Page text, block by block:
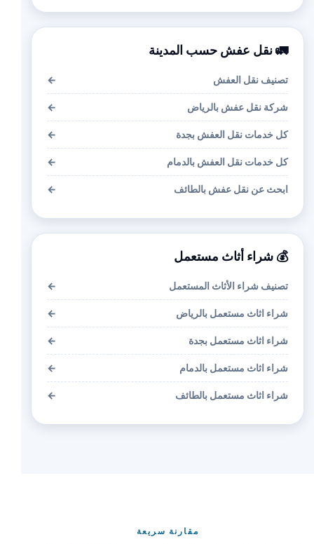
🚛 نقل عفش حسب المدينة
تصنيف نقل العفش ←
شركة نقل عفش بالرياض ←
كل خدمات نقل العفش بجدة ←
كل خدمات نقل العفش بالدمام ←
ابحث عن نقل عفش بالطائف ←
💰 شراء أثاث مستعمل
تصنيف شراء الأثاث المستعمل ←
شراء اثاث مستعمل بالرياض ←
شراء اثاث مستعمل بجدة ←
شراء اثاث مستعمل بالدمام ←
شراء اثاث مستعمل بالطائف ←
مقارنة سريعة